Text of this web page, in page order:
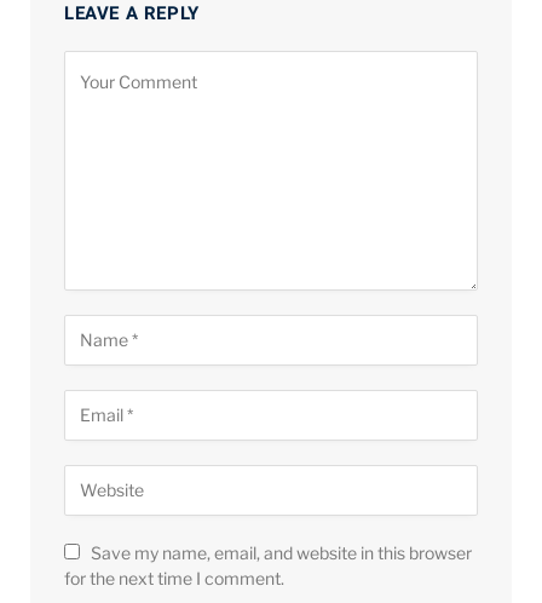
LEAVE A REPLY
Save my name, email, and website in this browser
for the next time I comment.